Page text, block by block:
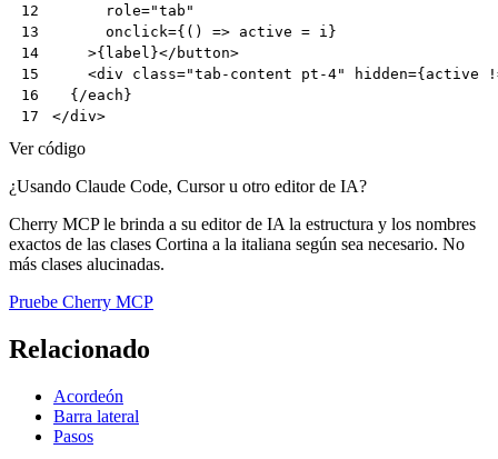
12
13
14
15
16
17
role="tab"
onclick={() => active = i}
    >{label}
</ button>
<div class="tab-content pt-4" hidden={active
</div>
Ver código
¿Usando Claude Code, Cursor u otro editor de IA?
Cherry MCP le brinda a su editor de IA la estructura y los nombres
exactos de las clases Cortina a la italiana según sea necesario. No
más clases alucinadas.
Pruebe Cherry MCP
Relacionado
Acordeón
Barra lateral
Pasos